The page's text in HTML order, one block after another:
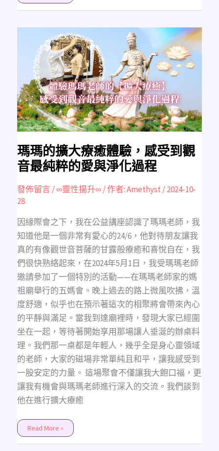
瑪瑪的擴大療癒體驗，感受到觀
音最純粹的愛與淨化過程
發佈留言/∞靈性揚升∞/ 作者:Amethyst /2024-10-
28
因緣際會之下，我在公益講座認識了瑪瑪老師，我
知道他是一個非常有愛心的24/6，他對待朋友讓我
真的有像觀世音菩薩的甘露般療癒和喜悅自在，我
們很快熟絡起來，在2024年5月1日，我受瑪瑪老師
邀請參加了一個特別的活動——在瑪瑪老師家的媽
祖廟舉行的五媽會。晚上過去的路上微風吹拂，溫
度舒適，似乎也在預示著這次的相聚將會帶來內心
的平靜與滿足。當我到達廟裡時，發現大家已經圍
坐在一起，等待著開始享用那場讓人垂涎的辦桌料
理。我們那一桌都是年輕人，幾乎全是身心靈領域
的老師，大家的磁場非常單純且和平，讓我感受到
一股安定的力量。 這場聚會不僅讓我大飽口福，更
讓我有機會與瑪瑪老師進行深入的交流。我們談到
他在進行擴大療癒
瑪
癒
體
驗，
感
受
到
觀
音
最
純
的
愛
與
淨
化
程
Read More »